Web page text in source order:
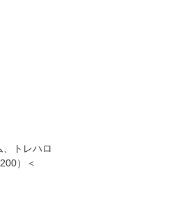
トレハロ
）＜